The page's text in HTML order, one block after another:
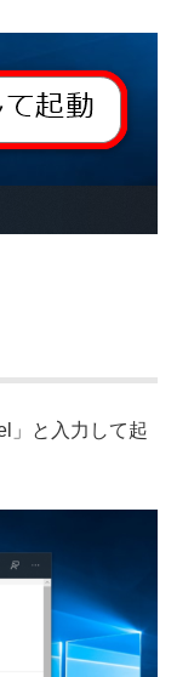
」と入力して起